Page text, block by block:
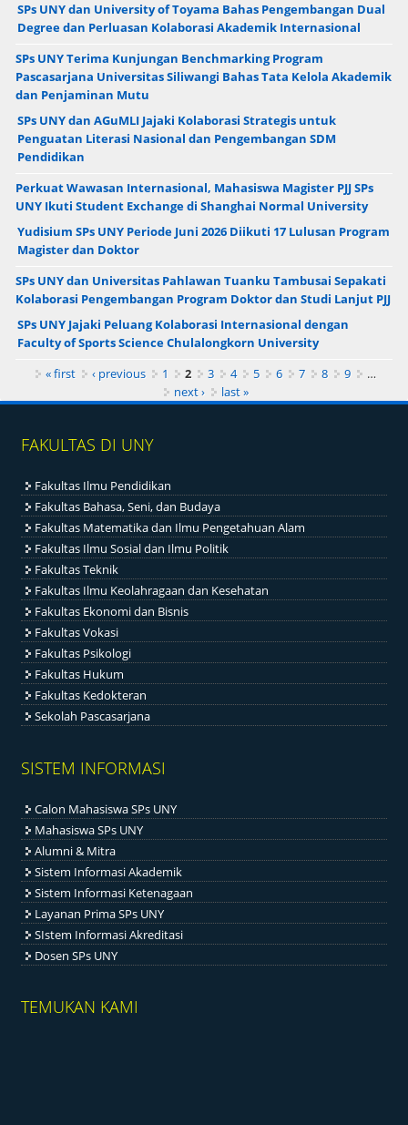
SPs UNY dan University of Toyama Bahas Pengembangan Dual
Degree dan Perluasan Kolaborasi Akademik Internasional
SPs UNY Terima Kunjungan Benchmarking Program
Pascasarjana Universitas Siliwangi Bahas Tata Kelola Akademik
dan Penjaminan Mutu
SPs UNY dan AGuMLI Jajaki Kolaborasi Strategis untuk
Penguatan Literasi Nasional dan Pengembangan SDM
Pendidikan
Perkuat Wawasan Internasional, Mahasiswa Magister PJJ SPs
UNY Ikuti Student Exchange di Shanghai Normal University
Yudisium SPs UNY Periode Juni 2026 Diikuti 17 Lulusan Program
Magister dan Doktor
SPs UNY dan Universitas Pahlawan Tuanku Tambusai Sepakati
Kolaborasi Pengembangan Program Doktor dan Studi Lanjut PJJ
SPs UNY Jajaki Peluang Kolaborasi Internasional dengan
Faculty of Sports Science Chulalongkorn University
Pages« first ‹ previous 1 2 3 4 5 6 7 8 9
…
next ›
last »
FAKULTAS DI UNY
Fakultas Ilmu Pendidikan
Fakultas Bahasa, Seni, dan Budaya
Fakultas Matematika dan Ilmu Pengetahuan Alam
Fakultas Ilmu Sosial dan Ilmu Politik
Fakultas Teknik
Fakultas Ilmu Keolahragaan dan Kesehatan
Fakultas Ekonomi dan Bisnis
Fakultas Vokasi
Fakultas Psikologi
Fakultas Hukum
Fakultas Kedokteran
Sekolah Pascasarjana
SISTEM INFORMASI
Calon Mahasiswa SPs UNY
Mahasiswa SPs UNY
Alumni & Mitra
Sistem Informasi Akademik
Sistem Informasi Ketenagaan
Layanan Prima SPs UNY
SIstem Informasi Akreditasi
Dosen SPs UNY
TEMUKAN KAMI